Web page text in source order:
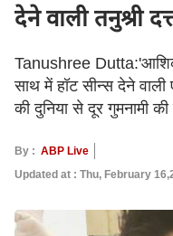
देने वाली तनुश्री
Tanushree
साथ में हॉट सीन्स देने वाली
की दुनिया से दूर गुमनामी
By : ABP Live
Updated at : Thu, February